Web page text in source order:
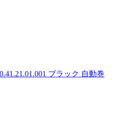
ブラック 自動巻